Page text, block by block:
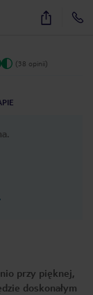
10
(38 opinii)
przy pięknej,
doskonałym